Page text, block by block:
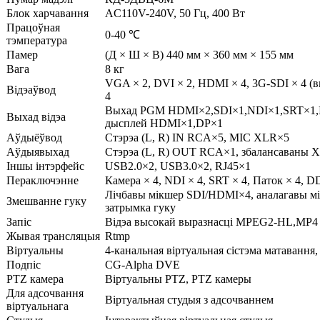
Блок харчавання
AC110V-240V, 50 Гц, 400 Вт
Працоўная
тэмпература
0-40 ℃
Памер
(Д × Ш × В) 440 мм × 360 мм × 155 мм
Вага
8 кг
Відэаўвод
VGA × 2, DVI × 2, HDMI × 4, 3G-SDI × 4
4
Выхад відэа
Выхад PGM
дысплей HDMI×1,DP×1
Аўдыёўвод
Стэрэа (L, R) IN RCA×5, MIC XLR×5
Аўдыявыхад
Стэрэа (L, R) OUT RCA×1, збалансаваны
Іншы інтэрфейс
USB2.0×2, USB3.0×2, RJ45×1
Пераключэнне
Камера × 4, NDI × 4, SRT × 4, Паток × 4,
Змешванне гуку
Лічбавы мікшер SDI/HDMI×4, аналагавы
затрымка гуку
Запіс
Відэа высокай выразнасці MPEG2-HL,MP4
Жывая трансляцыя Rtmp
Віртуальны
4-канальная віртуальная сістэма
Подпіс
CG-Alpha DVE
PTZ камера
Віртуальны PTZ, PTZ камеры
Для адсочвання
віртуальнага
Віртуальная студыя з адсочваннем